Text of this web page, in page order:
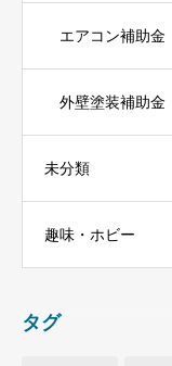
エアコン補助金
外壁塗装補助金
未分類
趣味・ホビー
タグ